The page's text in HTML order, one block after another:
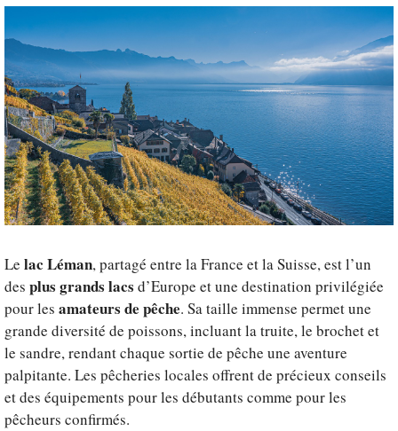
Le lac Léman, partagé entre la France et la Suisse, est l’un
des plus grands lacs d’Europe et une destination privilégiée
pour les amateurs de pêche. Sa taille immense permet une
grande diversité de poissons, incluant la truite, le brochet et
le sandre, rendant chaque sortie de pêche une aventure
palpitante. Les pêcheries locales offrent de précieux conseils
et des équipements pour les débutants comme pour les
pêcheurs confirmés.